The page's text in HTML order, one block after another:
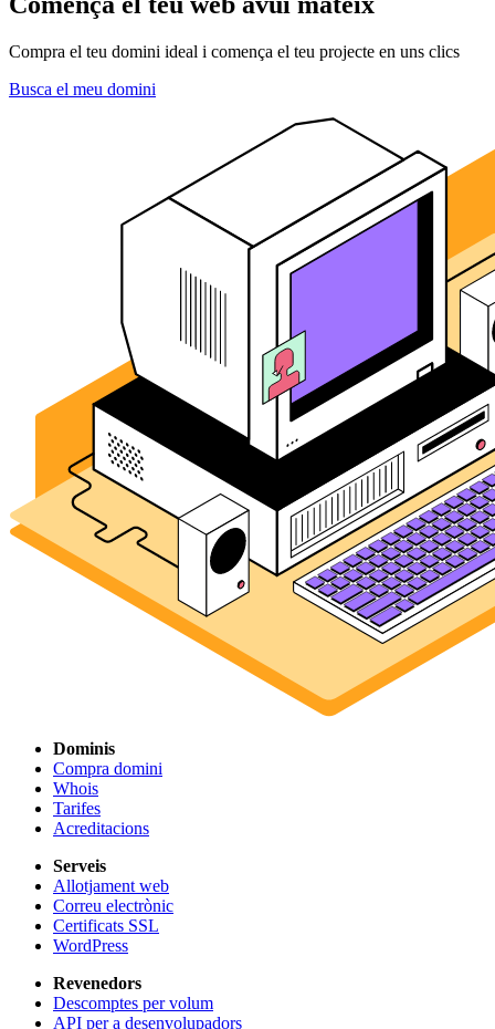
Compra el teu domini ideal i comença el teu projecte en uns clics
Busca el meu domini
Dominis
Compra domini
Whois
Tarifes
Acreditacions
Serveis
Allotjament web
Correu electrònic
Certificats SSL
WordPress
Revenedors
Descomptes per volum
API per a desenvolupadors